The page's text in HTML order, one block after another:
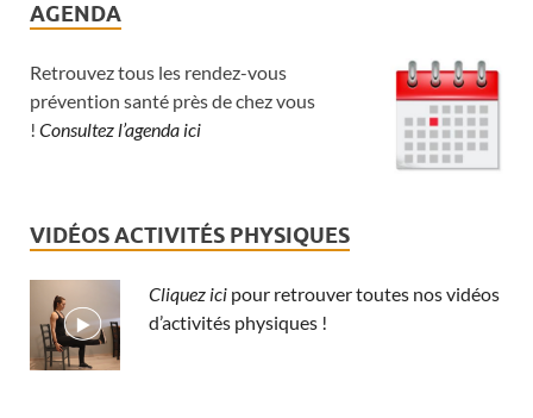
AGENDA
Retrouvez tous les rendez-vous
prévention santé près de chez vous
! Consultez l’agenda ici
VIDÉOS ACTIVITÉS PHYSIQUES
Cliquez ici pour retrouver toutes nos vidéos
d’activités physiques !